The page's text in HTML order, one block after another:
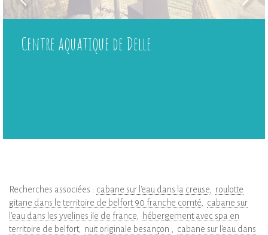
Centre aquatique de Delle
Recherches associées : cabane sur l'eau dans la creuse
roulotte
gitane dans le territoire de belfort 90 franche comté
cabane sur
l'eau dans les yvelines ile de france
hébergement avec spa en
territoire de belfort
nuit originale besançon
cabane sur l'eau dans